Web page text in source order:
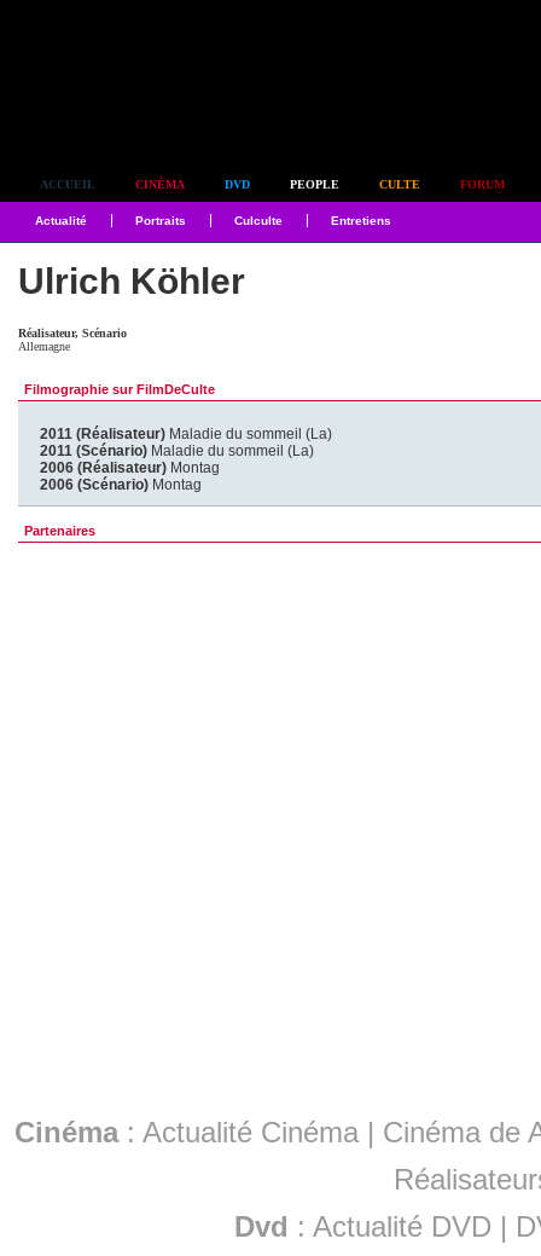
ACCUEIL CINÉMA DVD PEOPLE CULTE FORUM
Actualité Portraits Culculte Entretiens
Ulrich Köhler
Réalisateur, Scénario
Allemagne
Filmographie sur FilmDeCulte
2011 (Réalisateur) Maladie du sommeil (La)
2011 (Scénario) Maladie du sommeil (La)
2006 (Réalisateur) Montag
2006 (Scénario) Montag
Partenaires
Cinéma: Actualité Cinéma | Cinéma de
Dvd : Actualité DVD |